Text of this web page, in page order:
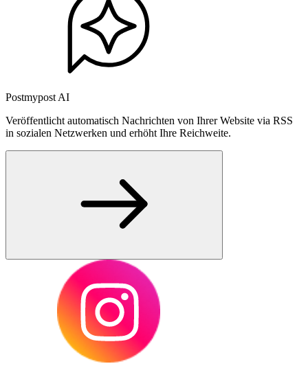
Postmypost AI
Veröffentlicht automatisch Nachrichten von Ihrer Website via RSS
in sozialen Netzwerken und erhöht Ihre Reichweite.